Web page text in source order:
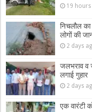
19
निचलौल
लोगों की
2 days
जलभराव व
लगाई गुहार
2 days
एक वारंटी